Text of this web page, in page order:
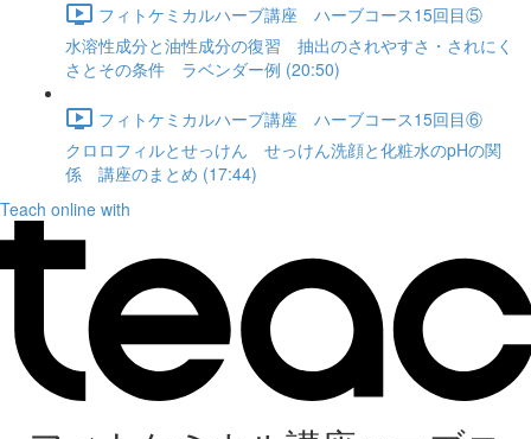
フィトケミカルハーブ講座 ハーブコース15回目⑤
水溶性成分と油性成分の復習 抽出のされやすさ・されにく
さとその条件 ラベンダー例 (20:50)
フィトケミカルハーブ講座 ハーブコース15回目⑥
クロロフィルとせっけん せっけん洗顔と化粧水のpHの関
係 講座のまとめ (17:44)
Teach online with